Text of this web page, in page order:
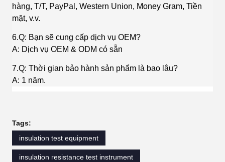
hàng, T/T, PayPal, Western Union, Money Gram, Tiền
mặt, v.v.
6.Q: Bạn sẽ cung cấp dịch vụ OEM?
A: Dịch vụ OEM & ODM có sẵn
7.Q: Thời gian bảo hành sản phẩm là bao lâu?
A: 1 năm.
Tags:
insulation test equipment
insulation resistance test instrument